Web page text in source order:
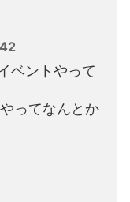
ベントやって
ってなんとか